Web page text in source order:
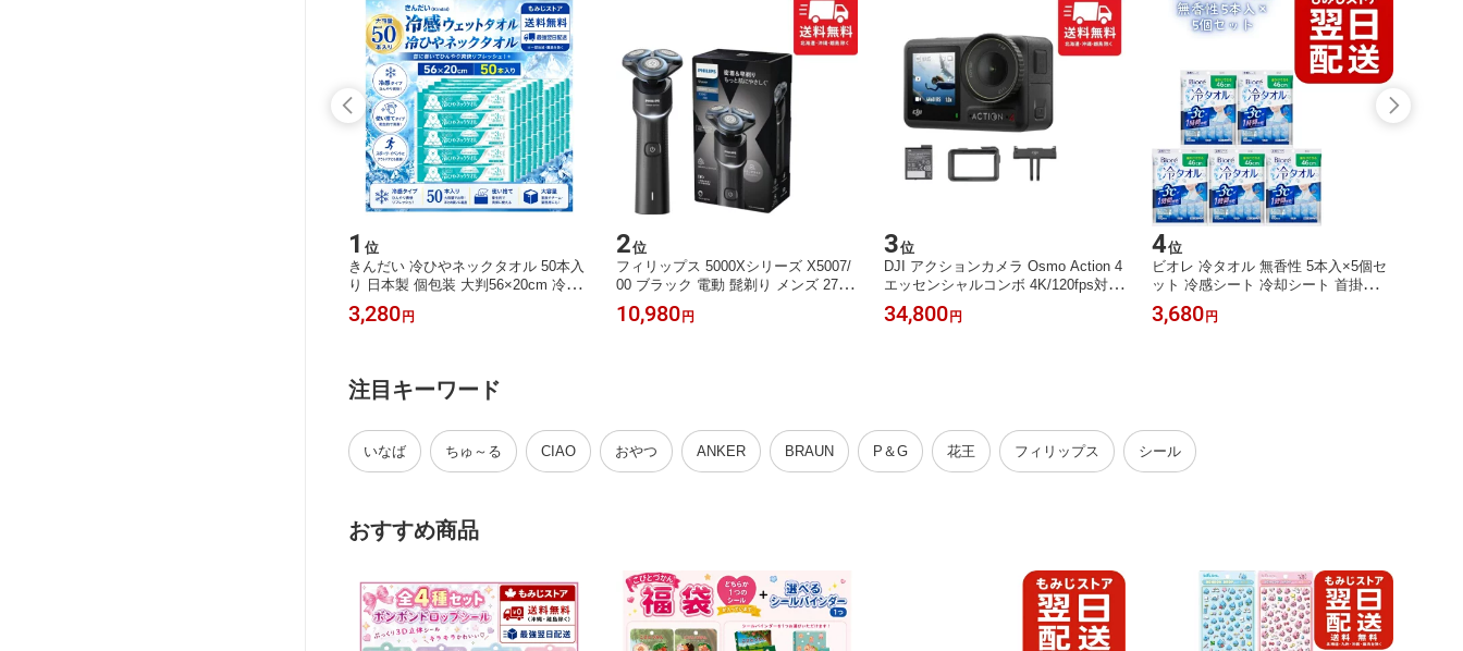
1 位
きんだい 冷ひやネックタオル 50本入
り 日本製 個包装 大判56×20cm 冷感
タオル 首用タオル ウェットタオル 熱
中症対策 暑さ対策 冷却タオル 防災グ
業 業務用 夏用 使い捨て 大容量 まと
め買い
3,280 円
2位
フィリップス 5000Xシリーズ X5007/
00 ブラック 電動 髭剃り メンズ 27枚
刃 回転式 お風呂剃り 丸洗い可 電動
シェーバー 電気シェーバー マイクロ
10,980 円
3位
DJI アクションカメラ Osmo Action 4
エッセンシャルコンボ 4K/120fps対応
防水アクションカメラ 1/1.3インチセ
ンサー搭載 驚きの低照度性能 10-bit &
34,800 円
4位
ビオレ 冷タオル 無香性 5本入×5個セ
ット 冷感シート 冷却シート 首掛けタ
オル 暑さ対策 熱中対策 ひんやりシー
ト ロングサイズ 個包装 夏対策 スポ
3,680 円
注目キーワード
いなば ちゅ～る CIAO おやつ ANKER BRAUN P＆G 花王 フィリップス シール
おすすめ商品